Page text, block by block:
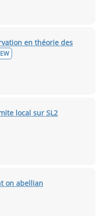
en théorie des
local sur SL2
on abellian